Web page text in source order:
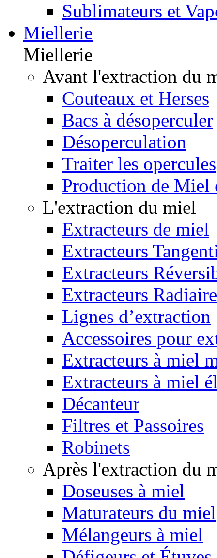
Sublimateurs et
Miellerie
Miellerie
Avant l'extraction du
Couteaux et Herses
Bacs à désoperculer
Désoperculation
Traiter les opercules
Production de Miel
L'extraction du miel
Extracteurs de miel
Extracteurs
Extracteurs
Extracteurs
Lignes d’extraction
Accessoires pour
Extracteurs à miel
Extracteurs à miel
Décanteur
Filtres et Passoires
Robinets
Après l'extraction du
Doseuses à miel
Maturateurs du miel
Mélangeurs à miel